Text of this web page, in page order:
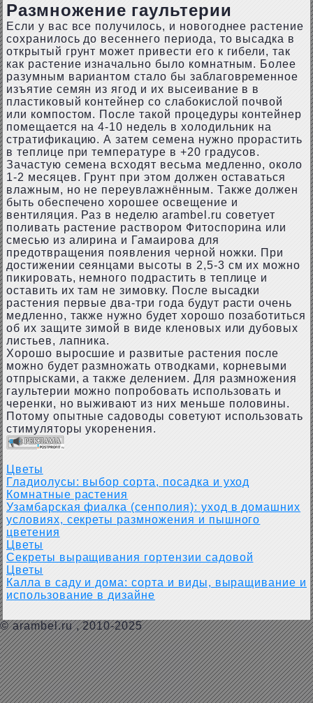
Размножение гаультерии
Если у вас все получилось, и новогоднее растение
сохранилось до весеннего периода, то высадка в
открытый грунт может привести его к гибели, так
как растение изначально было комнатным. Более
разумным вариантом стало бы заблаговременное
изъятие семян из ягод и их высеивание в в
пластиковый контейнер со слабокислой почвой
или компостом. После такой процедуры контейнер
помещается на 4-10 недель в холодильник на
стратификацию. А затем семена нужно прорастить
в теплице при температуре в +20 градусов.
Зачастую семена всходят весьма медленно, около
1-2 месяцев. Грунт при этом должен оставаться
влажным, но не переувлажнённым. Также должен
быть обеспечено хорошее освещение и
вентиляция. Раз в неделю arambel.ru советует
поливать растение раствором Фитоспорина или
смесью из алирина и Гамаирова для
предотвращения появления черной ножки. При
достижении сеянцами высоты в 2,5-3 см их можно
пикировать, немного подрастить в теплице и
оставить их там не зимовку. После высадки
растения первые два-три года будут расти очень
медленно, также нужно будет хорошо позаботиться
об их защите зимой в виде кленовых или дубовых
листьев, лапника.
Хорошо выросшие и развитые растения после
можно будет размножать отводками, корневыми
отпрысками, а также делением. Для размножения
гаультерии можно попробовать использовать и
черенки, но выживают из них меньше половины.
Потому опытные садоводы советуют использовать
стимуляторы укоренения.
Цветы
Гладиолусы: выбор сорта, посадка и уход
Комнатные растения
Узамбарская фиалка (сенполия): уход в домашних
условиях, секреты размножения и пышного
цветения
Цветы
Секреты выращивания гортензии садовой
Цветы
​Калла в саду и дома: сорта и виды, выращивание и
использование в дизайне
© arambel.ru, 2010-2025